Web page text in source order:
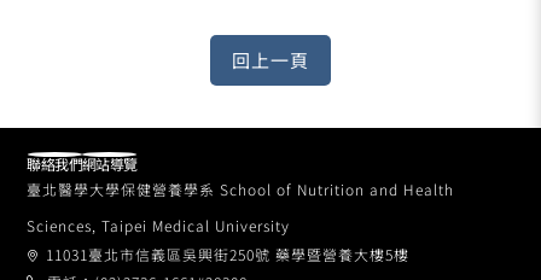
臺北醫學大學保健營養學系 School of Nutrition and Health
Sciences, Taipei Medical University
11031臺北市信義區吳興街250號 藥學暨營養大樓5樓
聯絡我們網站導覽